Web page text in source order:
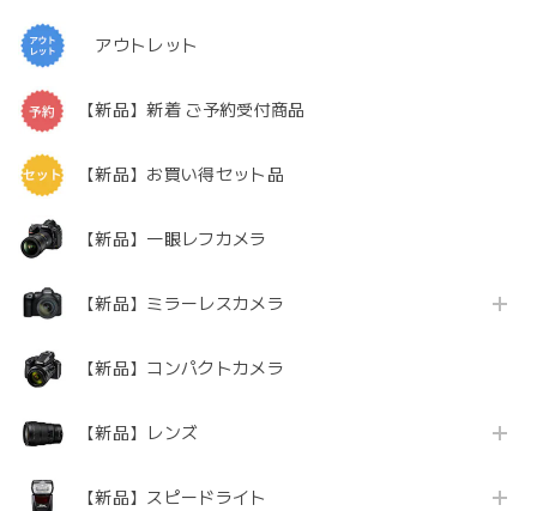
アウトレット
【新品】新着 ご予約受付商品
【新品】お買い得セット品
【新品】一眼レフカメラ
【新品】ミラーレスカメラ
【新品】コンパクトカメラ
【新品】レンズ
【新品】スピードライト